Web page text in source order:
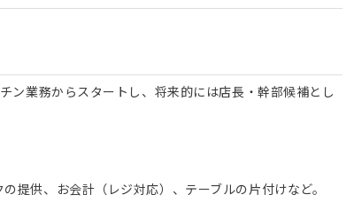
ン業務からスタートし、将来的には店長・幹部候補とし
提供、お会計（レジ対応）、テーブルの片付けなど。